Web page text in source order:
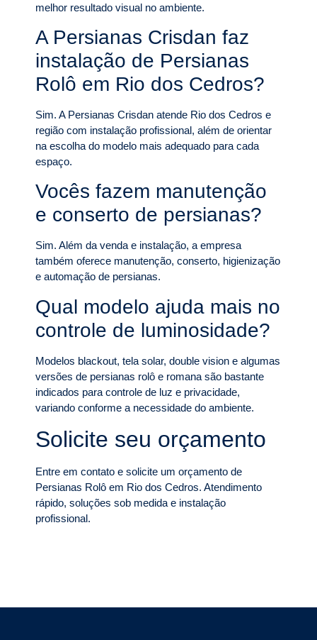
melhor resultado visual no ambiente.
A Persianas Crisdan faz
instalação de Persianas
Rolô em Rio dos Cedros?
Sim. A Persianas Crisdan atende Rio dos Cedros e
região com instalação profissional, além de orientar
na escolha do modelo mais adequado para cada
espaço.
Vocês fazem manutenção
e conserto de persianas?
Sim. Além da venda e instalação, a empresa
também oferece manutenção, conserto, higienização
e automação de persianas.
Qual modelo ajuda mais no
controle de luminosidade?
Modelos blackout, tela solar, double vision e algumas
versões de persianas rolô e romana são bastante
indicados para controle de luz e privacidade,
variando conforme a necessidade do ambiente.
Solicite seu orçamento
Entre em contato e solicite um orçamento de
Persianas Rolô em Rio dos Cedros. Atendimento
rápido, soluções sob medida e instalação
profissional.